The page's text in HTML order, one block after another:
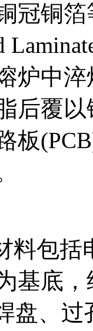
冠铜
炉中
后覆
板
料包括
基底
盘、